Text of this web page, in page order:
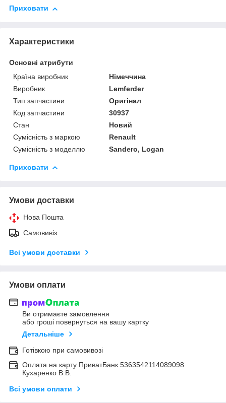
Приховати
Характеристики
Основні атрибути
Країна виробник
Німеччина
Виробник
Lemferder
Тип запчастини
Оригінал
Код запчастини
30937
Стан
Новий
Сумісність з маркою
Renault
Сумісність з моделлю
Sandero, Logan
Приховати
Умови доставки
Нова Пошта
Самовивіз
Всі умови доставки
Умови оплати
Ви отримаєте замовлення
або гроші повернуться на вашу картку
Детальніше
Готівкою при самовивозі
Оплата на карту ПриватБанк 5363542114089098
Кухаренко В.В.
Всі умови оплати